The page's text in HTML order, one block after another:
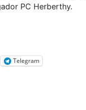
PC Herberthy.
Telegram